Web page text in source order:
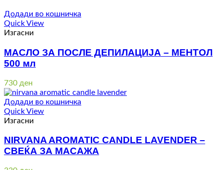
Додади во кошничка
Quick View
Изгасни
МАСЛО ЗА ПОСЛЕ ДЕПИЛАЦИЈА – МЕНТОЛ
500 мл
730 ден
Додади во кошничка
Quick View
Изгасни
NIRVANA AROMATIC CANDLE LAVENDER –
СВЕЌА ЗА МАСАЖА